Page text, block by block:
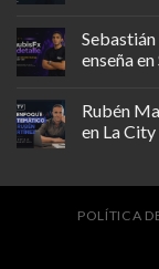
enseña
Rubén
en La City
POLÍTICA